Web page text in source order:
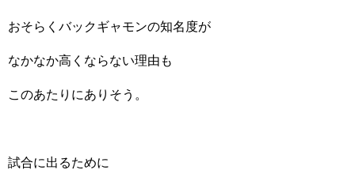
おそらくバックギャモンの知名度が
なかなか高くならない理由も
このあたりにありそう。
試合に出るために